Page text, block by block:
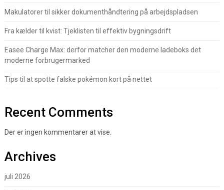
Makulatorer til sikker dokumenthåndtering på arbejdspladsen
Fra kælder til kvist: Tjeklisten til effektiv bygningsdrift
Easee Charge Max: derfor matcher den moderne ladeboks det
moderne forbrugermarked
Tips til at spotte falske pokémon kort på nettet
Recent Comments
Der er ingen kommentarer at vise.
Archives
juli 2026